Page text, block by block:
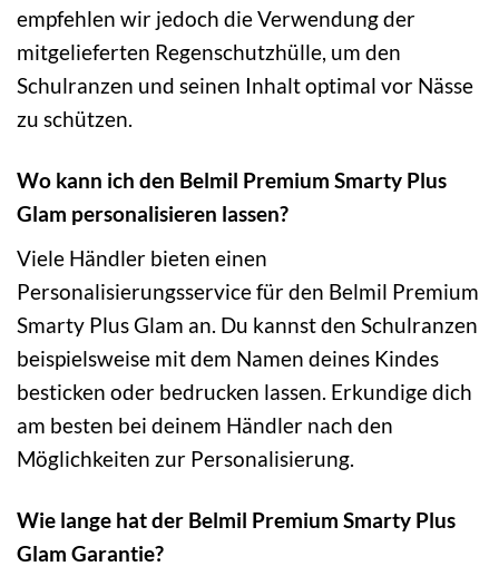
empfehlen wir jedoch die Verwendung der
mitgelieferten Regenschutzhülle, um den
Schulranzen und seinen Inhalt optimal vor Nässe
zu schützen.
Wo kann ich den Belmil Premium Smarty Plus
Glam personalisieren lassen?
Viele Händler bieten einen
Personalisierungsservice für den Belmil Premium
Smarty Plus Glam an. Du kannst den Schulranzen
beispielsweise mit dem Namen deines Kindes
besticken oder bedrucken lassen. Erkundige dich
am besten bei deinem Händler nach den
Möglichkeiten zur Personalisierung.
Wie lange hat der Belmil Premium Smarty Plus
Glam Garantie?